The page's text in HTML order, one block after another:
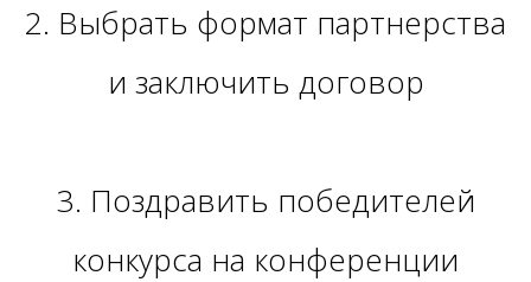
2. Выбрать формат партнерства
и заключить договор
3. Поздравить победителей
конкурса на конференции